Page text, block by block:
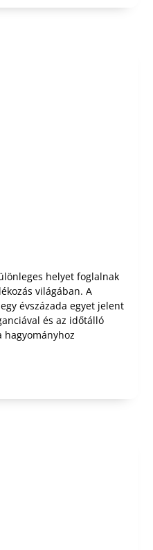
helyet foglalnak
világában. A
évszázada egyet jelent
és az időtálló
hagyományhoz